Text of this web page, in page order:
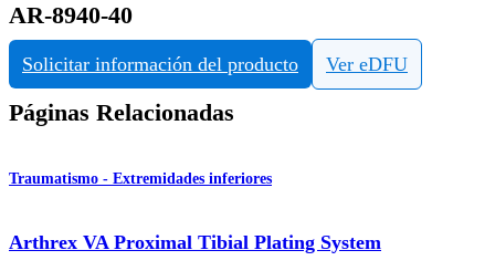
AR-8940-40
Solicitar información del producto Ver eDFU
Páginas Relacionadas
Traumatismo - Extremidades inferiores
Arthrex VA Proximal Tibial Plating System